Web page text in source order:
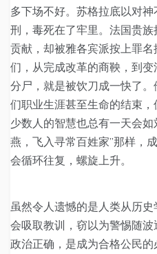
多下场不好。苏格拉底以对
刑，毒死在了牢里。法国贵
贡献，却被雅各宾派按上罪
们，从完成改革的商鞅，到
分尸，就是被饮刀成一快了
们职业生涯甚至生命的结束，
少数人的智慧也总有一天会
燕，飞入寻常百姓家”那样，
会循环往复，螺旋上升。
虽然令人遗憾的是人类从历
会吸取教训，窃以为警惕随
政治正确，是成为合格公民的